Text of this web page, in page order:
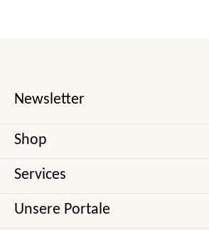
Newsletter
Shop
Services
Unsere Portale